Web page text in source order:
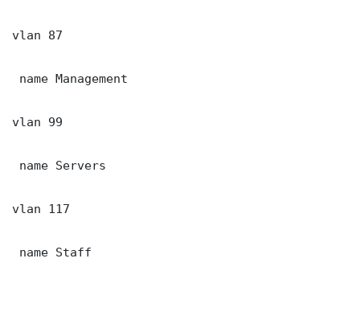
vlan 87
name Management
vlan 99
name Servers
vlan 117
name Staff